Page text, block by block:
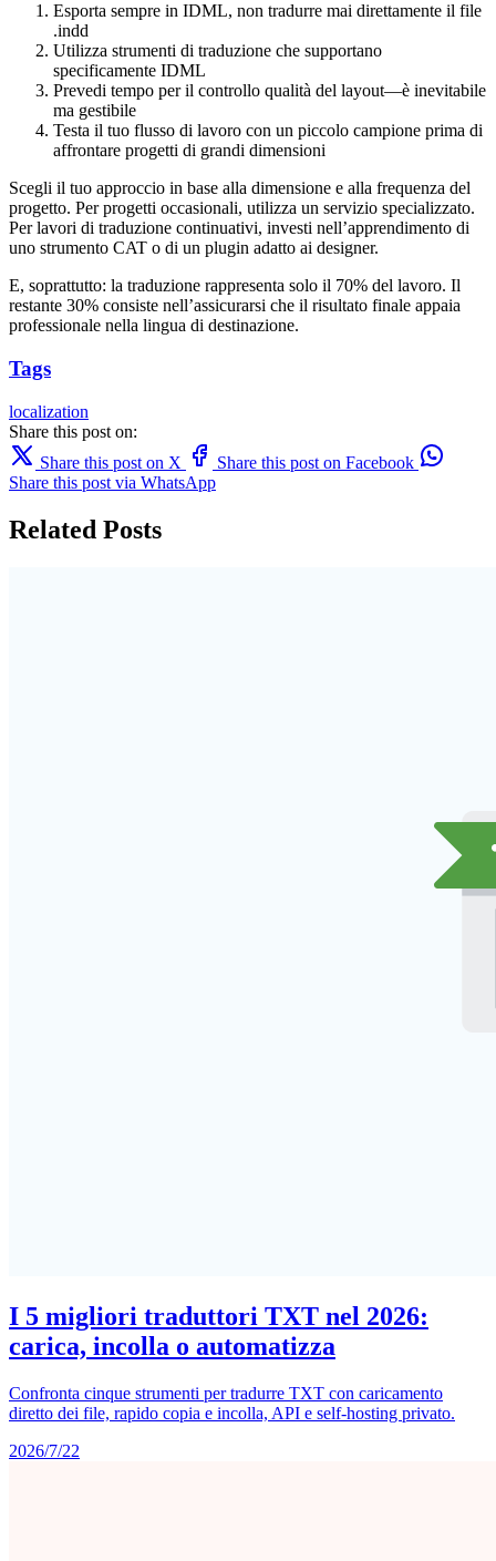
Esporta sempre in IDML, non tradurre mai direttamente il file
.indd
Utilizza strumenti di traduzione che supportano
specificamente IDML
Prevedi tempo per il controllo qualità del layout—è inevitabile
ma gestibile
Testa il tuo flusso di lavoro con un piccolo campione prima di
affrontare progetti di grandi dimensioni
Scegli il tuo approccio in base alla dimensione e alla frequenza del
progetto. Per progetti occasionali, utilizza un servizio specializzato.
Per lavori di traduzione continuativi, investi nell’apprendimento di
uno strumento CAT o di un plugin adatto ai designer.
E, soprattutto: la traduzione rappresenta solo il 70% del lavoro. Il
restante 30% consiste nell’assicurarsi che il risultato finale appaia
professionale nella lingua di destinazione.
Tags
localization
Share this post on:
Share this post on X
Share this post on Facebook
Share this post via WhatsApp
Related Posts
I 5 migliori traduttori TXT nel 2026:
carica, incolla o automatizza
Confronta cinque strumenti per tradurre TXT con caricamento
diretto dei file, rapido copia e incolla, API e self-hosting privato.
2026/7/22